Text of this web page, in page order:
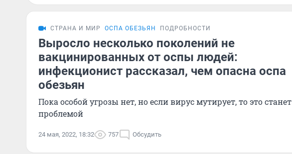
СТРАНА И МИР ОСПА ОБЕЗЬЯН ПОДРОБНОСТИ
Выросло несколько поколений не
вакцинированных от оспы людей:
инфекционист рассказал, чем опасна оспа
обезьян
Пока особой угрозы нет, но если вирус мутирует, то это станет
проблемой
24 мая, 2022, 18:32 757 Обсудить